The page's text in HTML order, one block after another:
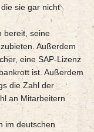
sie gar nicht
bereit, seine
Außerdem
eine SAP-Lizenz
ist. Außerdem
die Zahl der
an Mitarbeitern
im deutschen